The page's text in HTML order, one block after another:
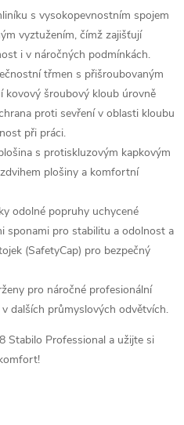
s vysokopevnostním spojem
vyztužením, čímž zajišťují
i v náročných podmínkách.
třmen s přišroubovaným
kovový šroubový kloub úrovně
proti sevření v oblasti kloubu
při práci.
s protiskluzovým kapkovým
plošiny a komfortní
odolné popruhy uchycené
sponami pro stabilitu a odolnost a
(SafetyCap) pro bezpečný
pro náročné profesionální
dalších průmyslových odvětvích.
Stabilo Professional a užijte si